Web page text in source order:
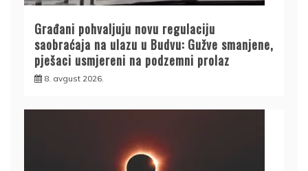
Građani pohvaljuju novu regulaciju
saobraćaja na ulazu u Budvu: Gužve smanjene,
pješaci usmjereni na podzemni prolaz
8. avgust 2026.